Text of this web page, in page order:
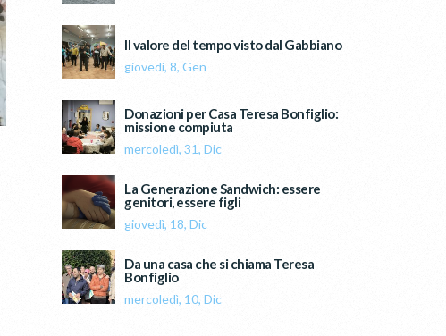
Il valore del tempo visto dal Gabbiano
giovedì, 8, Gen
Donazioni per Casa Teresa Bonfiglio:
missione compiuta
mercoledì, 31, Dic
La Generazione Sandwich: essere
genitori, essere figli
giovedì, 18, Dic
Da una casa che si chiama Teresa
Bonfiglio
mercoledì, 10, Dic